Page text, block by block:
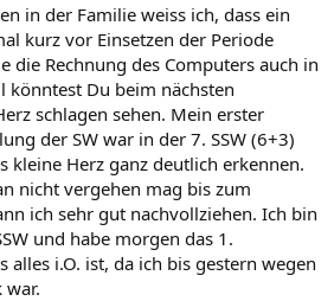
in der Familie weiss ich, dass ein
kurz vor Einsetzen der Periode
die Rechnung des Computers auch in
könntest Du beim nächsten
schlagen sehen. Mein erster
der SW war in der 7. SSW (6+3)
kleine Herz ganz deutlich erkennen.
nicht vergehen mag bis zum
ich sehr gut nachvollziehen. Ich bin
und habe morgen das 1.
alles i.O. ist, da ich bis gestern wegen